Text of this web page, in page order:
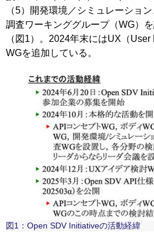
（5）開発環境／シミュレーショ
調査ワーキンググループ（WG）
（図1）。2024年末にはUX（
WGを追加している。
図1：Open SDV Initiativeの活動経緯